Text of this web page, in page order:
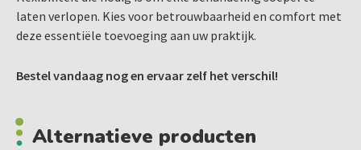
laten verlopen. Kies voor betrouwbaarheid en comfort met
deze essentiële toevoeging aan uw praktijk.
Bestel vandaag nog en ervaar zelf het verschil!
Alternatieve producten